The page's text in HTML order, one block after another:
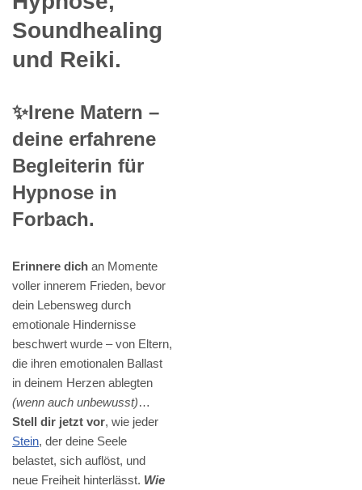
Soundhealing
und Reiki.
✨Irene Matern –
deine erfahrene
Begleiterin für
Hypnose in
Forbach.
Erinnere dich an Momente
voller innerem Frieden, bevor
dein Lebensweg durch
emotionale Hindernisse
beschwert wurde – von Eltern,
die ihren emotionalen Ballast
in deinem Herzen ablegten
(wenn auch unbewusst)…
Stell dir jetzt vor, wie jeder
Stein, der deine Seele
belastet, sich auflöst, und
neue Freiheit hinterlässt. Wie